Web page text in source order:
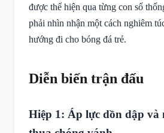
được thể hiện qua từng con số
phải nhìn nhận một cách nghiêm
hướng đi cho bóng đá trẻ.
Diễn biến trận đấu
Hiệp 1: Áp lực dồn dập và